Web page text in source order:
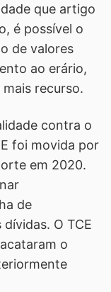
que artigo
é possível o
de valores
ao erário,
recurso.
contra o
foi movida por
em 2020.
de
O TCE
o